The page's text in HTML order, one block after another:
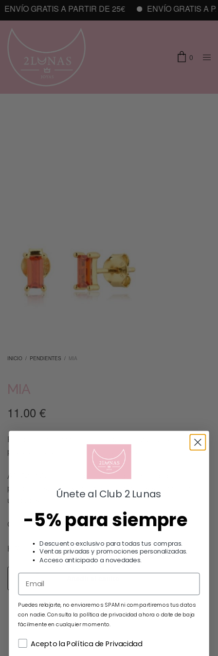
GRATIS A PARTIR DE 25€ ENVÍO GRATIS A
0
INICIO / PENDIENTES / MIA
MIA
11.00€
Pendiente con circonita en baguette naranja 2×5 mm de
plata de ley de 925 con baño de oro de 18 k.
ATENCIÓN: Este modelo se vende por unidades (1
pendiente suelto), si quieres el par debes seleccionar 2
unidades.
GRACIAS POR ELEGIRNOS !!
HAY EXISTENCIAS
Únete al Club 2 Lunas
-5% para siempre
Descuento exclusivo para todas tus compras.
Ventas privadas y promociones personalizadas.
Acceso anticipado a novedades.
Puedes relajarte, no enviaremos SPAM ni compartiremos tus datos
con nadie. Consulta la política de privacidad ahora o date de baja
fácilmente en cualquier momento.
Acepto la Política de Privacidad